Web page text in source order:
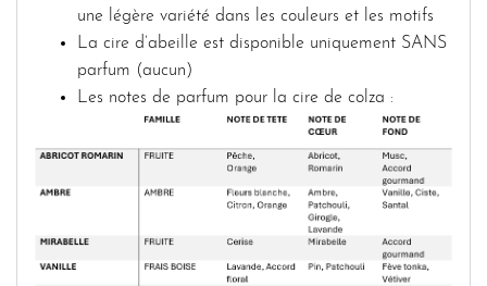
une légère variété dans les couleurs et les motifs
La cire d’abeille est disponible uniquement SANS
parfum (aucun)
Les notes de parfum pour la cire de colza :